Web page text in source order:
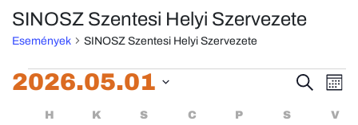
SINOSZ Szentesi Helyi Szervezete
Események SINOSZ Szentesi Helyi Szervezete
Események
Keresett
kifejezés
2026.05.01
H HÉTFŐ
K KEDD
S SZERDA
C CSÜTÖRTÖK
P PÉNTEK
S V